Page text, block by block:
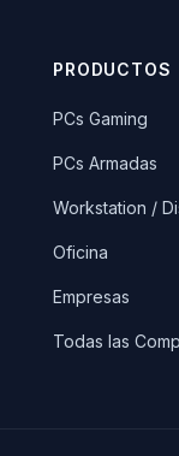
PRODUCTOS
PCs Gaming
PCs Armadas
Workstation /
Oficina
Empresas
Todas las